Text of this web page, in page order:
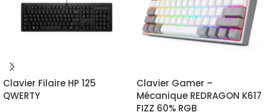
Clavier Filaire HP 125
QWERTY
Clavier Gamer –
Mécanique REDRAGON K617
FIZZ 60% RGB